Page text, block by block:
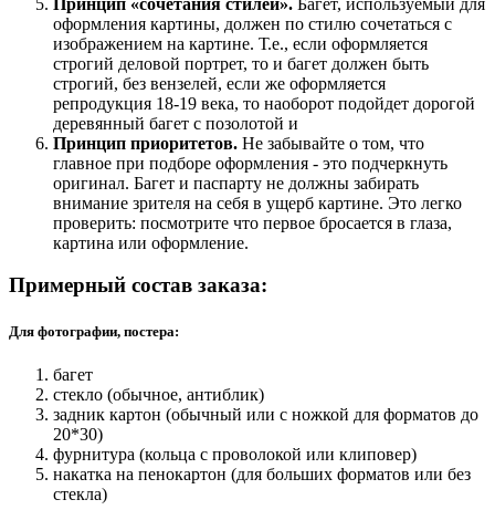
оформления картины, должен по стилю сочетаться с
изображением на картине. Т.е., если оформляется
строгий деловой портрет, то и багет должен быть
строгий, без вензелей, если же оформляется
репродукция 18-19 века, то наоборот подойдет дорогой
деревянный багет с позолотой и
Принцип приоритетов. Не забывайте о том, что
главное при подборе оформления - это подчеркнуть
оригинал. Багет и паспарту не должны забирать
внимание зрителя на себя в ущерб картине. Это легко
проверить: посмотрите что первое бросается в глаза,
картина или оформление.
Примерный состав заказа:
Для фотографии, постера:
багет
стекло (обычное, антиблик)
задник картон (обычный или с ножкой для форматов до
20*30)
фурнитура (кольца с проволокой или клиповер)
накатка на пенокартон (для больших форматов или без
стекла)